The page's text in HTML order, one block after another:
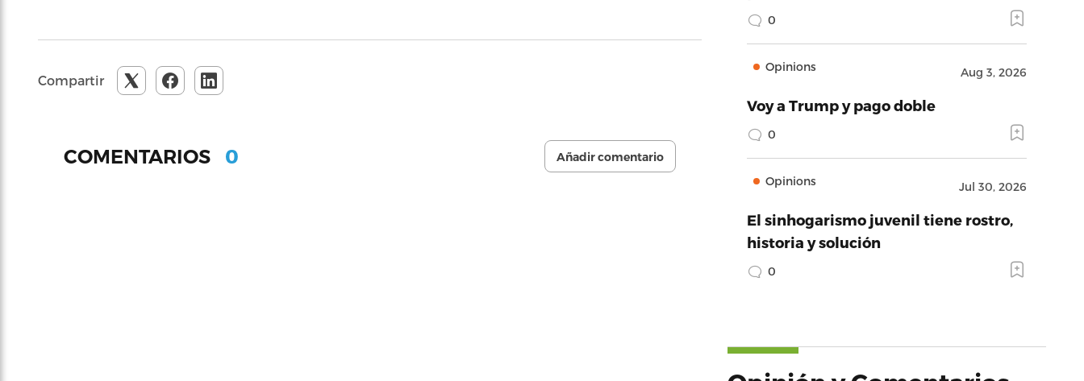
Compartir
COMENTARIOS 0 Añadir comentario
0
Opinions Aug 3, 2026
Voy a Trump y pago doble
0
Opinions Jul 30, 2026
El sinhogarismo juvenil tiene rostro,
historia y solución
0